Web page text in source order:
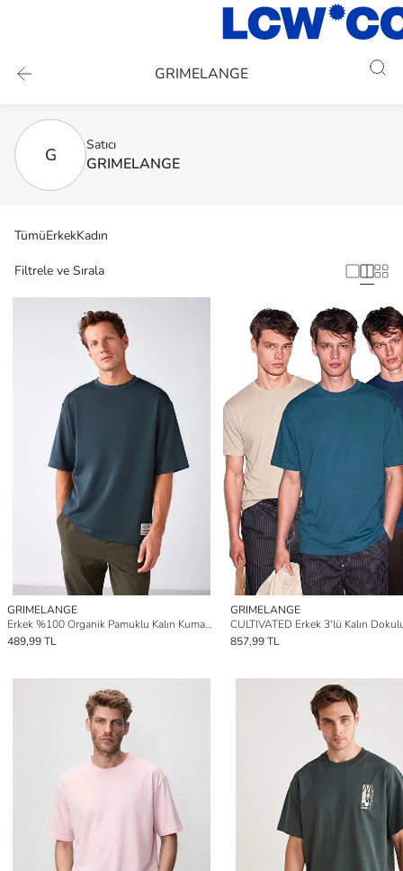
GRIMELANGE
G Satıcı
GRIMELANGE
TümüErkekKadın
Filtrele ve Sırala
GRIMELANGE
Erkek %100 Organik Pamuklu Kalın Kumaşlı Özel Dokulu Etiket Detaylı Oversize YEŞİL Tişört
489,99 TL
GRIMELANGE
857,99 TL